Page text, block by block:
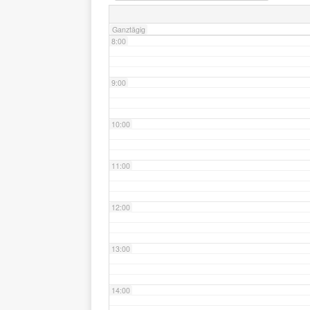
Ganztägig
8:00
9:00
10:00
11:00
12:00
13:00
14:00